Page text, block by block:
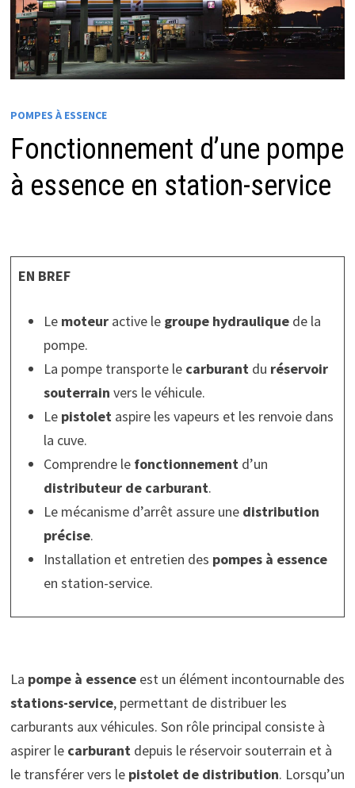
POMPES À ESSENCE
Fonctionnement d’une pompe
à essence en station-service
EN BREF
Le moteuractive le groupe hydrauliquede la
pompe.
La pompe transporte le carburantdu réservoir
souterrain vers le véhicule.
Le pistoletaspire les vapeurs et les renvoie dans
la cuve.
Comprendre le fonctionnementd’un
distributeur de carburant.
Le mécanisme d’arrêt assure une distribution
précise.
Installation et entretien des pompes à essence
en station-service.
La pompe à essenceest un élément incontournable des
stations-service, permettant de distribuer les
carburants aux véhicules. Son rôle principal consiste à
aspirer le carburantdepuis le réservoir souterrain et à
le transférer vers le pistolet de distribution. Lorsqu’un